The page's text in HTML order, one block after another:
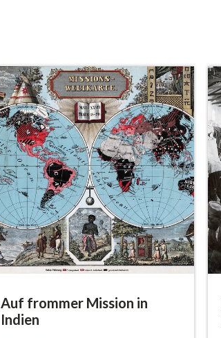
Auf frommer Mission in
Indien